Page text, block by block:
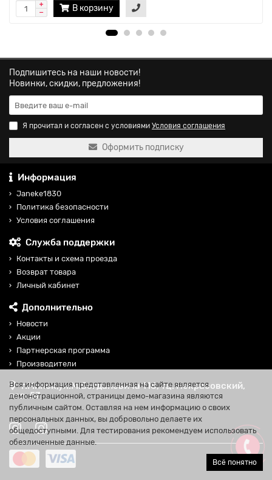
В корзину
Подпишитесь на наши новости!
Новинки, скидки, предложения!
Я прочитал и согласен с условиями Условия соглашения
Оформить подписку
Информация
Janeke1830
Политика безопасности
Условия соглашения
Служба поддержки
Контакты и схема проезда
Возврат товара
Личный кабинет
Дополнительно
Новости
Акции
Партнерская программа
Производители
г.Минск,ул.М.Богдановича 118, тц. Некрасовский,
пав. 57
Вся информация представленная на сайте является
демонстрационной, страницы демо-магазина являются
публичным сайтом. Оставляя на нем информацию о своих
персональных данных, вы добровольно делаете их
общедоступными. Для тестирования рекомендуем использовать
обезличенные данные.
Всё понятно